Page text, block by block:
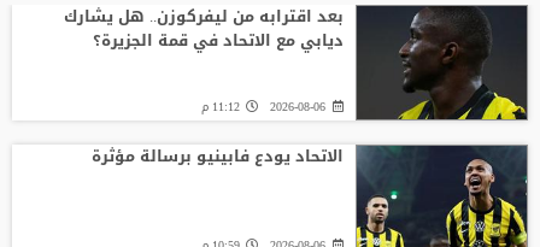
بعد اقترابه من ليفركوزن.. هل يشارك
ديابي مع الاتحاد في قمة الجزيرة؟
2026-08-06 11:12 م
الاتحاد يودع فابينيو برسالة مؤثرة